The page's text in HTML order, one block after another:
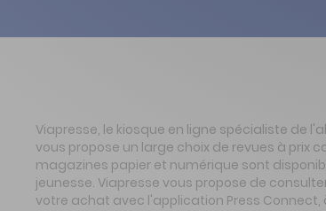
Viapresse, le kiosque en ligne spécialiste de
vous propose un large choix de revues à prix
magazines papier et numérique sont
jeunesse. Viapresse vous propose de
votre achat avec l'application Press